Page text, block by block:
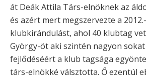
át Deák Attila Társ-elnöknek az
és azért mert megszervezte a
klubkirándulást, ahol 40 klubtag
György-öt aki szintén nagyon
fejlődéséért a klub tagsága
társ-elnökké válsztotta. Ő ezentúl